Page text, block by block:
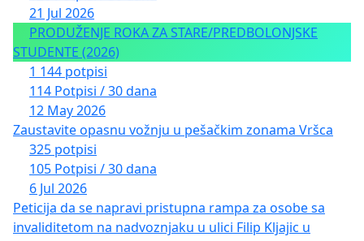
21 Jul 2026
PRODUŽENJE ROKA ZA STARE/PREDBOLONJSKE
STUDENTE (2026)
1 144 potpisi
114 Potpisi / 30 dana
12 May 2026
Zaustavite opasnu vožnju u pešačkim zonama Vršca
325 potpisi
105 Potpisi / 30 dana
6 Jul 2026
Peticija da se napravi pristupna rampa za osobe sa
invaliditetom na nadvoznjaku u ulici Filip Kljajic u